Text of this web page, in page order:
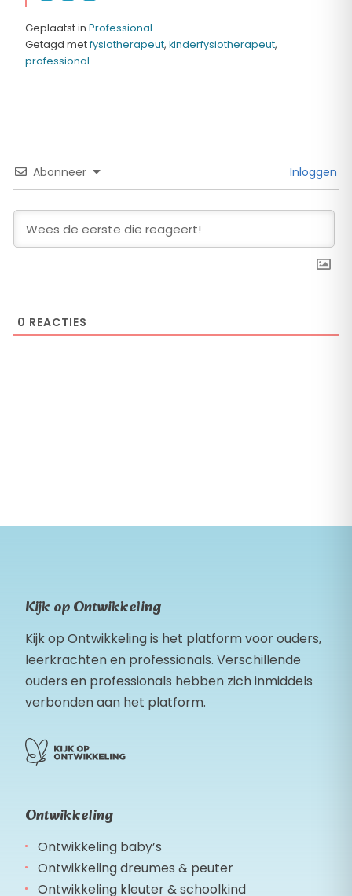
Geplaatst in Professional
Getagd metfysiotherapeut, kinderfysiotherapeut,
professional
Abonneer Inloggen
0 REACTIES
Kijk op Ontwikkeling
Kijk op Ontwikkeling is het platform voor ouders,
leerkrachten en professionals. Verschillende
ouders en professionals hebben zich inmiddels
verbonden aan het platform.
Ontwikkeling
Ontwikkeling baby’s
Ontwikkeling dreumes & peuter
Ontwikkeling kleuter & schoolkind